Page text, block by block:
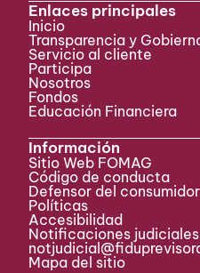
Enlaces principales
Inicio
Transparencia y
Servicio al cliente
Participa ​
Nosotros
Fondos
Educación Financiera
Información
Sitio Web FOMAG
Código de conducta
Defensor del
Políticas
Accesibilidad
Notificaciones
Mapa del sitio